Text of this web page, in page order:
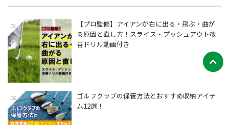
01
【プロ監修】アイアンが右に出る・飛ぶ・曲が
る原因と直し方！スライス・プッシュアウト改
善ドリル動画付き
02
ゴルフクラブの保管方法とおすすめ収納アイテ
ム12選！